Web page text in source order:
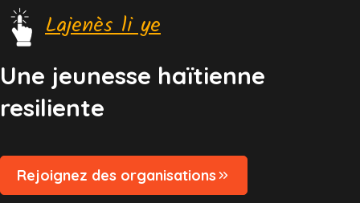
Lajenès li ye
Une jeunesse haïtienne
resiliente
Rejoignez des organisations